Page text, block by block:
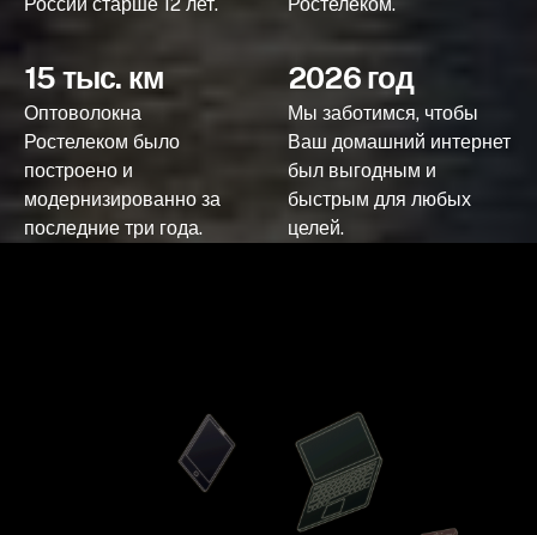
15 тыс. км
Оптоволокна
Ростелеком было
построено и
модернизированно за
последние три года.
2026 год
Мы заботимся, чтобы
Ваш домашний интернет
был выгодным и
быстрым для любых
целей.